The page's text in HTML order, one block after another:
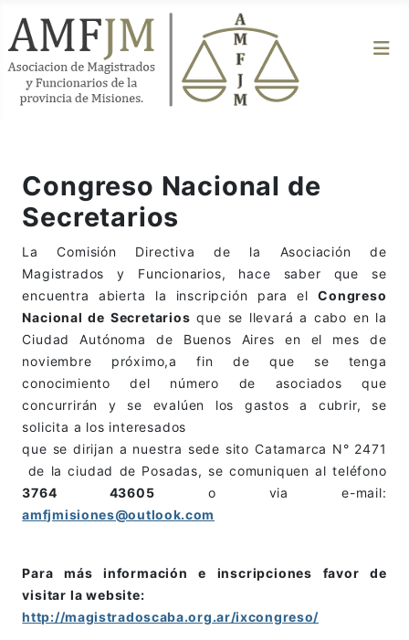
Congreso Nacional de
Secretarios
La Comisión Directiva de la Asociación de
Magistrados y Funcionarios, hace saber que se
encuentra abierta la inscripción para elCongreso
Nacional de Secretarios que se llevará a cabo en la
Ciudad Autónoma de Buenos Aires en el mes de
noviembre próximo,a fin de que se tenga
conocimiento del número de asociados que
concurrirán y se evalúen los gastos a cubrir, se
solicita a los interesados
que se dirijan a nuestra sede sito Catamarca N° 2471
de la ciudad de Posadas, se comuniquen al teléfono
3764 43605 o via e-mail:
amfjmisiones@outlook.com
Para más información e inscripciones favor de
visitar la website:
http://magistradoscaba.org.ar/ixcongreso/